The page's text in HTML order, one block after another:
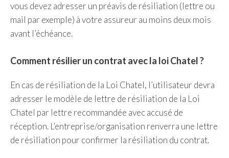
vous devez adresser un préavis de résiliation (lettre ou
mail par exemple) à votre assureur au moins deux mois
avant l’échéance.
Comment résilier un contrat avec la loi Chatel ?
En cas de résiliation de la Loi Chatel, l’utilisateur devra
adresser le modèle de lettre de résiliation de la Loi
Chatel par lettre recommandée avec accusé de
réception. L’entreprise/organisation renverra une lettre
de résiliation pour confirmer la résiliation du contrat.